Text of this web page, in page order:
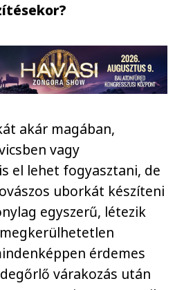
akár magában,
vagy
el lehet fogyasztani, de
uborkát készíteni
egyszerű, létezik
érdemes
várakozás után